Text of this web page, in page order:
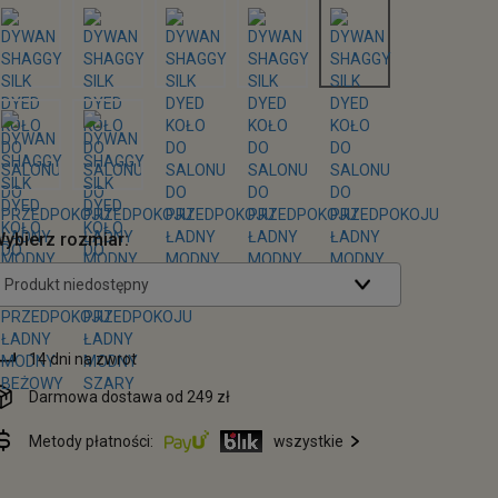
rozmiar:
Produkt niedostępny
14 dni na zwrot
Darmowa dostawa od 249 zł
Metody płatności: wszystkie